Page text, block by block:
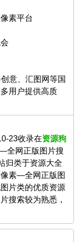
素平台
意、汇图网等国
用户提供高质
23收录在资源狗
全网正版图片搜
归类于资源大全
素—全网正版图
片类的优质资源
搜索较为熟悉，